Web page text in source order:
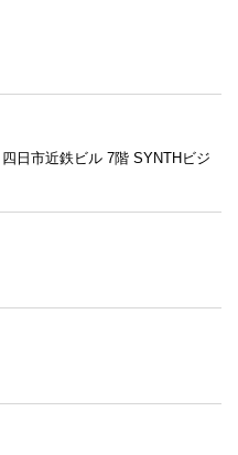
日市近鉄ビル 7階 SYNTHビジ